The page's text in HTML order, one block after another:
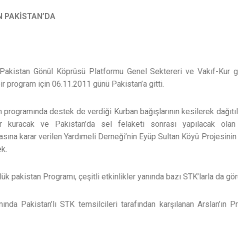
PAKİSTAN’DA
Gönül Köprüsü Platformu Genel Sektereri ve Vakıf-Kur
program için 06.11.2011 günü Pakistan’a gitti.
programında destek de verdiği Kurban bağışlarının kesilerek
kuracak ve Pakistan’da sel felaketi sonrası yapılacak
karar verilen Yardımeli Derneği’nin Eyüp Sultan Köyü
pakistan Programı, çeşitli etkinlikler yanında bazı STK’larla da
Pakistan’lı STK temsilcileri tarafından karşılanan Arslan’ın